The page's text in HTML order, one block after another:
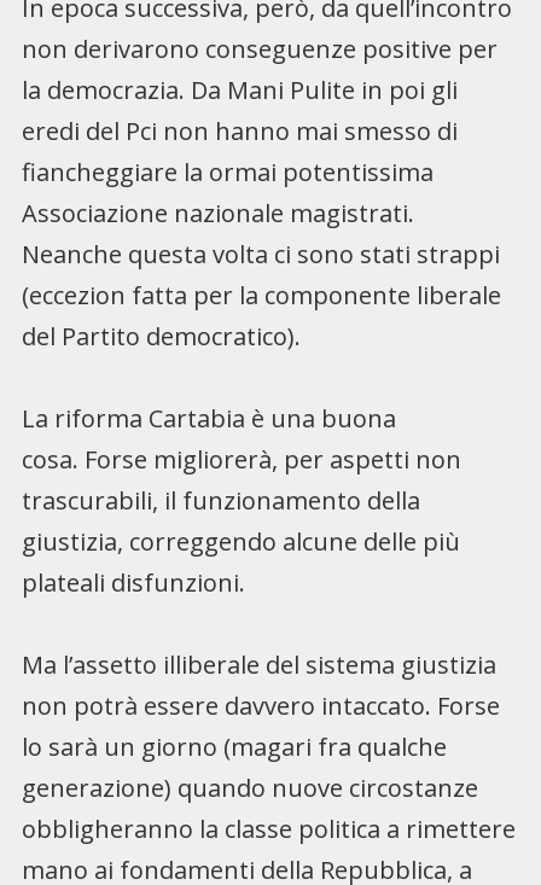
In epoca successiva, però, da quell’incontro
non derivarono conseguenze positive per
la democrazia. Da Mani Pulite in poi gli
eredi del Pci non hanno mai smesso di
fiancheggiare la ormai potentissima
Associazione nazionale magistrati.
Neanche questa volta ci sono stati strappi
(eccezion fatta per la componente liberale
del Partito democratico).
La riforma Cartabia è una buona
cosa. Forse migliorerà, per aspetti non
trascurabili, il funzionamento della
giustizia, correggendo alcune delle più
plateali disfunzioni.
Ma l’assetto illiberale del sistema giustizia
non potrà essere davvero intaccato. Forse
lo sarà un giorno (magari fra qualche
generazione) quando nuove circostanze
obbligheranno la classe politica a rimettere
mano ai fondamenti della Repubblica, a